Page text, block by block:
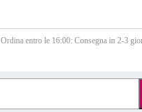
Ordina entro le 16:00: Consegna in 2-3